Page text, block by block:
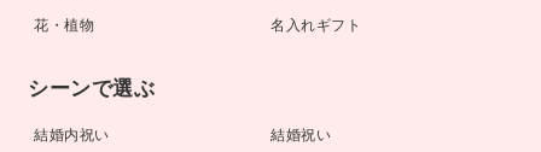
花・植物
名入れギフト
シーンで選ぶ
結婚内祝い
結婚祝い